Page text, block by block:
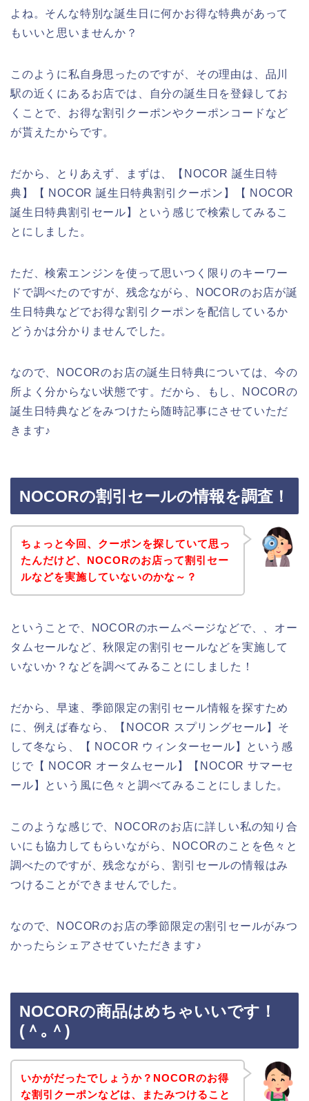
よね。そんな特別な誕生日に何かお得な特典があって
もいいと思いませんか？
このように私自身思ったのですが、その理由は、品川
駅の近くにあるお店では、自分の誕生日を登録してお
くことで、お得な割引クーポンやクーポンコードなど
が貰えたからです。
だから、とりあえず、まずは、【NOCOR 誕生日特
典】【 NOCOR 誕生日特典割引クーポン】【 NOCOR
誕生日特典割引セール】という感じで検索してみるこ
とにしました。
ただ、検索エンジンを使って思いつく限りのキーワー
ドで調べたのですが、残念ながら、NOCORのお店が誕
生日特典などでお得な割引クーポンを配信しているか
どうかは分かりませんでした。
なので、NOCORのお店の誕生日特典については、今の
所よく分からない状態です。だから、もし、NOCORの
誕生日特典などをみつけたら随時記事にさせていただ
きます♪
NOCORの割引セールの情報を調査！
ちょっと今回、クーポンを探していて思っ
たんだけど、NOCORのお店って割引セー
ルなどを実施していないのかな～？
ということで、NOCORのホームページなどで、、オー
タムセールなど、秋限定の割引セールなどを実施して
いないか？などを調べてみることにしました！
だから、早速、季節限定の割引セール情報を探すため
に、例えば春なら、【NOCOR スプリングセール】そ
して冬なら、【 NOCOR ウィンターセール】という感
じで【 NOCOR オータムセール】【NOCOR サマーセ
ール】という風に色々と調べてみることにしました。
このような感じで、NOCORのお店に詳しい私の知り合
いにも協力してもらいながら、NOCORのことを色々と
調べたのですが、残念ながら、割引セールの情報はみ
つけることができませんでした。
なので、NOCORのお店の季節限定の割引セールがみつ
かったらシェアさせていただきます♪
NOCORの商品はめちゃいいです！
(＾｡＾)
いかがだったでしょうか？NOCORのお得
な割引クーポンなどは、またみつけること